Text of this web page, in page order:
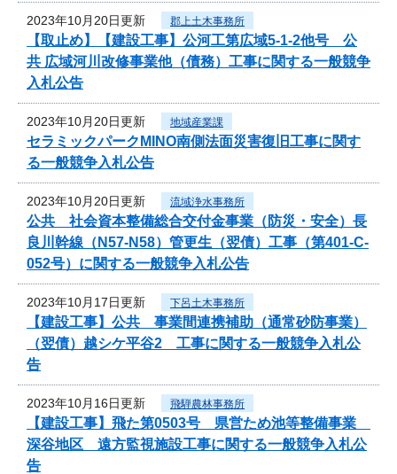
2023年10月20日更新 郡上土木事務所
【取止め】【建設工事】公河工第広域5-1-2他号 公
共 広域河川改修事業他（債務）工事に関する一般競争
入札公告
2023年10月20日更新 地域産業課
セラミックパークMINO南側法面災害復旧工事に関す
る一般競争入札公告
2023年10月20日更新 流域浄水事務所
公共 社会資本整備総合交付金事業（防災・安全）長
良川幹線（N57-N58）管更生（翌債）工事（第401-C-
052号）に関する一般競争入札公告
2023年10月17日更新 下呂土木事務所
【建設工事】公共 事業間連携補助（通常砂防事業）
（翌債）越シケ平谷2 工事に関する一般競争入札公
告
2023年10月16日更新 飛騨農林事務所
【建設工事】飛た第0503号 県営ため池等整備事業
深谷地区 遠方監視施設工事に関する一般競争入札公
告